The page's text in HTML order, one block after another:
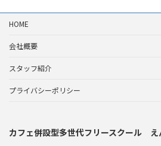
HOME
会社概要
スタッフ紹介
プライバシーポリシー
カフェ併設型多世代フリースクール え